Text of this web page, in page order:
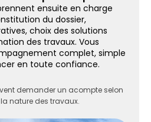
ensuite en charge
du dossier,
choix des solutions
des travaux. Vous
complet, simple
en toute confiance.
demander un acompte selon
nature des travaux.